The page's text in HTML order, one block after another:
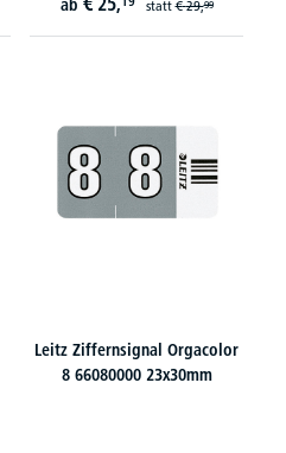
ab statt€ 29,99
Leitz Ziffernsignal Orgacolor
8 66080000 23x30mm